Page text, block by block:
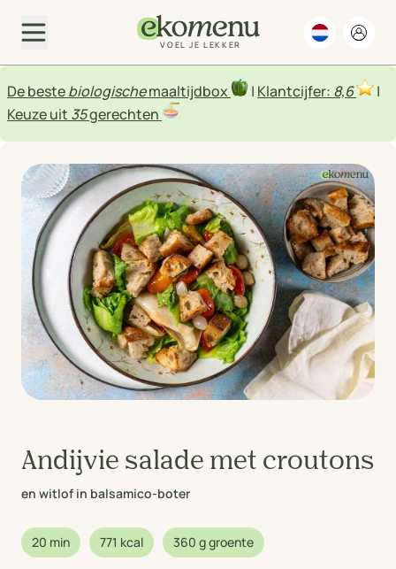
VOEL JE LEKKER
De bestebiologischemaaltijdbox | Klantcijfer: 8,6
|
Keuze uit 35gerechten
Andijvie salade met croutons
en witlof in balsamico-boter
20 min 771 kcal 360 g groente